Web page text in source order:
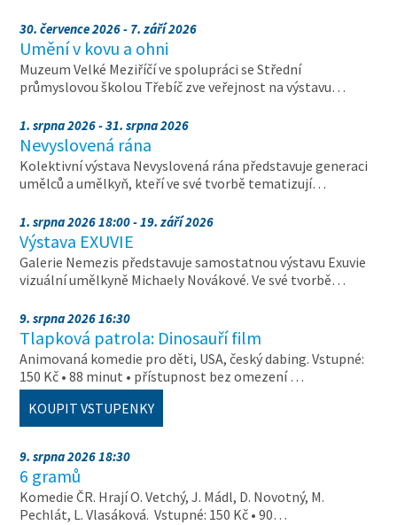
30. července 2026 - 7. září 2026
Umění v kovu a ohni
Muzeum Velké Meziříčí ve spolupráci se Střední
průmyslovou školou Třebíč zve veřejnost na výstavu…
1. srpna 2026 - 31. srpna 2026
Nevyslovená rána
Kolektivní výstava Nevyslovená rána představuje generaci
umělců a umělkyň, kteří ve své tvorbě tematizují…
1. srpna 2026 18:00 - 19. září 2026
Výstava EXUVIE
Galerie Nemezis představuje samostatnou výstavu Exuvie
vizuální umělkyně Michaely Novákové. Ve své tvorbě…
9. srpna 2026 16:30
Tlapková patrola: Dinosauří film
Animovaná komedie pro děti, USA, český dabing. Vstupné:
150 Kč • 88 minut • přístupnost bez omezení …
KOUPIT VSTUPENKY
9. srpna 2026 18:30
6 gramů
Komedie ČR. Hrají O. Vetchý, J. Mádl, D. Novotný, M.
Pechlát, L. Vlasáková. Vstupné: 150 Kč • 90…